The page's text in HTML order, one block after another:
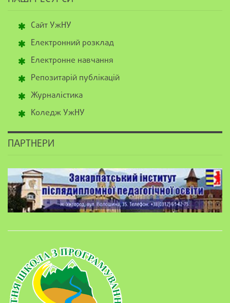
Сайт УжНУ
Електронний розклад
Електронне навчання
Репозитарій публікацій
Журналістика
Коледж УжНУ
ПАРТНЕРИ